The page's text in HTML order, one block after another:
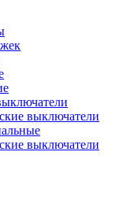
выключатели
выключатели